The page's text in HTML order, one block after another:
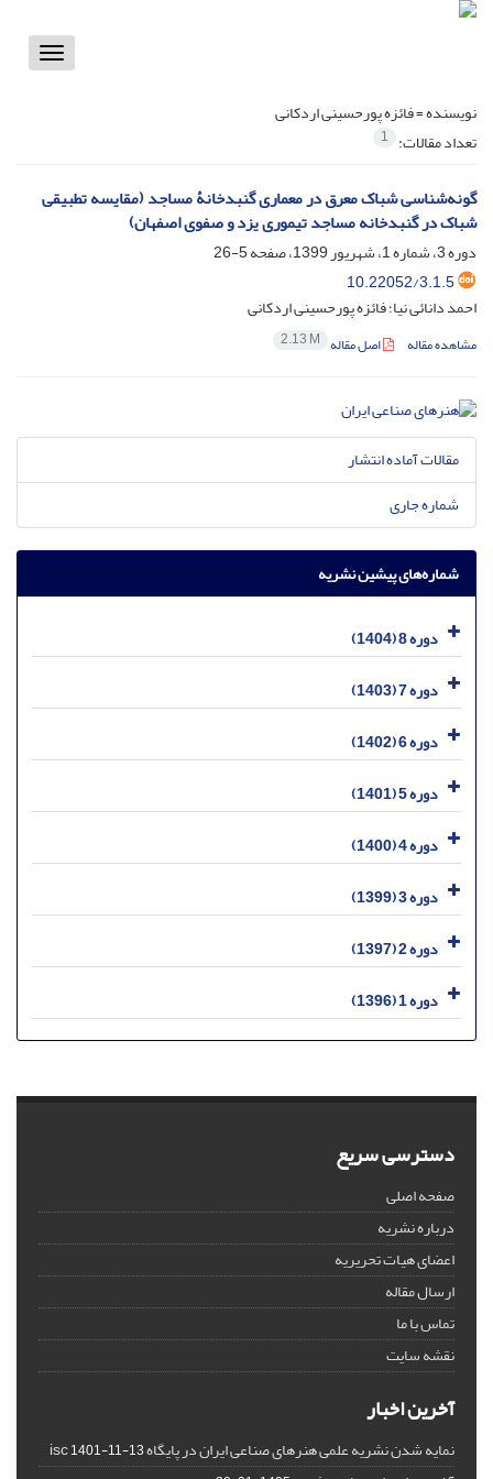
Toggle
نویسنده =فائزه پورحسینی اردکانی
تعداد مقالات: 1
گونه‌شناسی شباک معرق در معماری گنبدخانۀ مساجد (مقایسه تطبیقی
شباک در گنبدخانه مساجد تیموری یزد و صفوی اصفهان)
دوره 3، شماره 1، شهریور 1399، صفحه
5-26
10.22052/3.1.5
احمد دانائی نیا؛ فائزه پورحسینی اردکانی
مشاهده مقاله اصل مقاله 2.13 M
مقالات آماده انتشار
شماره جاری
شماره‌های پیشین نشریه
دوره 8 (1404)
دوره 7 (1403)
دوره 6 (1402)
دوره 5 (1401)
دوره 4 (1400)
دوره 3 (1399)
دوره 2 (1397)
دوره 1 (1396)
دسترسی سریع
صفحه اصلی
درباره نشریه
اعضای هیات تحریریه
ارسال مقاله
تماس با ما
نقشه سایت
آخرین اخبار
نمایه شدن نشریه علمی هنرهای صناعی ایران در پایگاه isc1401-11-13